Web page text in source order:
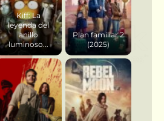
Kiff: La
leyenda del
anillo
luminoso...
Plan familiar 2
(2025)